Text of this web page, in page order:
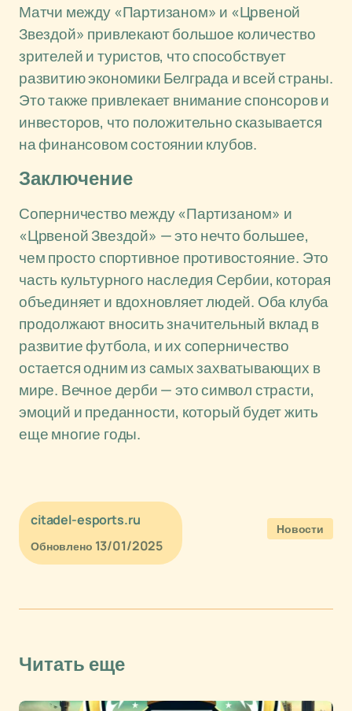
Матчи между «Партизаном» и «Црвеной
Звездой» привлекают большое количество
зрителей и туристов, что способствует
развитию экономики Белграда и всей страны.
Это также привлекает внимание спонсоров и
инвесторов, что положительно сказывается
на финансовом состоянии клубов.
Заключение
Соперничество между «Партизаном» и
«Црвеной Звездой» — это нечто большее,
чем просто спортивное противостояние. Это
часть культурного наследия Сербии, которая
объединяет и вдохновляет людей. Оба клуба
продолжают вносить значительный вклад в
развитие футбола, и их соперничество
остается одним из самых захватывающих в
мире. Вечное дерби — это символ страсти,
эмоций и преданности, который будет жить
еще многие годы.
citadel-esports.ru
Обновлено 13/01/2025
Новости
Читать еще